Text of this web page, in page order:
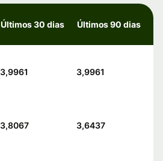
Últimos 30 dias Últimos 90 dias
3,9961 3,9961
3,8067 3,6437